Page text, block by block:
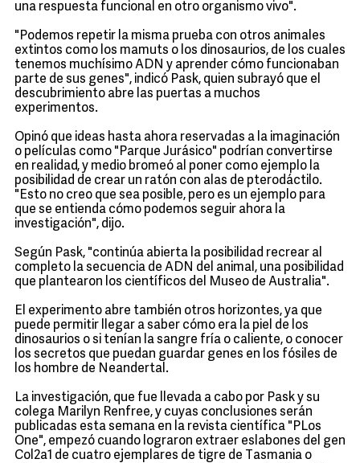
una respuesta funcional en otro organismo vivo".
"Podemos repetir la misma prueba con otros animales
extintos como los mamuts o los dinosaurios, de los cuales
tenemos muchísimo ADN y aprender cómo funcionaban
parte de sus genes", indicó Pask, quien subrayó que el
descubrimiento abre las puertas a muchos
experimentos.
Opinó que ideas hasta ahora reservadas a la imaginación
o películas como "Parque Jurásico" podrían convertirse
en realidad, y medio bromeó al poner como ejemplo la
posibilidad de crear un ratón con alas de pterodáctilo.
"Esto no creo que sea posible, pero es un ejemplo para
que se entienda cómo podemos seguir ahora la
investigación", dijo.
Según Pask, "continúa abierta la posibilidad recrear al
completo la secuencia de ADN del animal, una posibilidad
que plantearon los científicos del Museo de Australia".
El experimento abre también otros horizontes, ya que
puede permitir llegar a saber cómo era la piel de los
dinosaurios o si tenían la sangre fría o caliente, o conocer
los secretos que puedan guardar genes en los fósiles de
los hombre de Neandertal.
La investigación, que fue llevada a cabo por Pask y su
colega Marilyn Renfree, y cuyas conclusiones serán
publicadas esta semana en la revista científica "PLos
One", empezó cuando lograron extraer eslabones del gen
Col2a1 de cuatro ejemplares de tigre de Tasmania o